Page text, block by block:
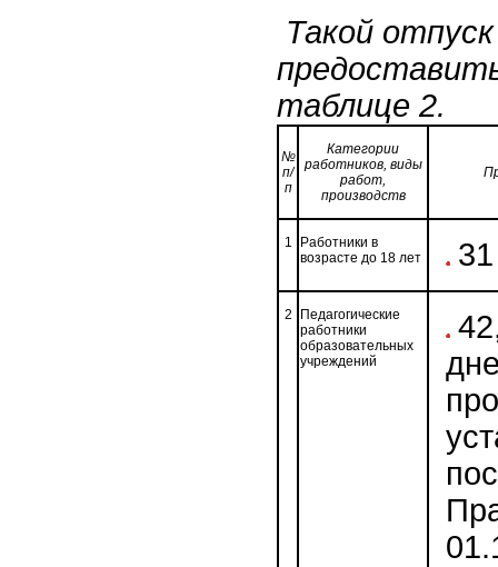
Такой
таблице 2.
№
п/
п
Категории
работников, виды
работ,
производств
1
Работники в
возрасте до 18 лет
2
Педагогические
работники
образовательных
учреждений